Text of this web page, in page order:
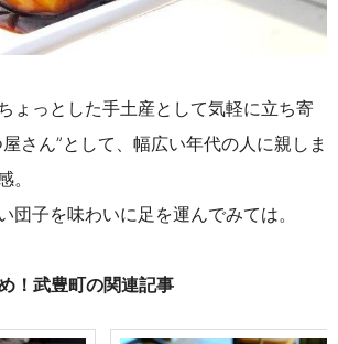
ょっとした手土産として気軽に立ち寄
さん”として、幅広い年代の人に親しま
。
団子を味わいに足を運んでみては。
！武豊町の関連記事